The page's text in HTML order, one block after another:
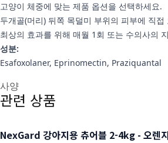
고양이 체중에 맞는 제품 옵션을 선택하세요.
두개골(머리) 뒤쪽 목덜미 부위의 피부에 직접
최상의 효과를 위해 매월 1회 또는 수의사의
성분:
Esafoxolaner, Eprinomectin, Praziquantal
사양
관련 상품
NexGard 강아지용 츄어블 2-4kg - 오렌